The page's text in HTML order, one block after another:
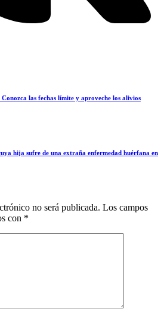
las fechas límite y aproveche los alivios
hija sufre de una extraña enfermedad huérfana en
no será publicada. Los campos
con *